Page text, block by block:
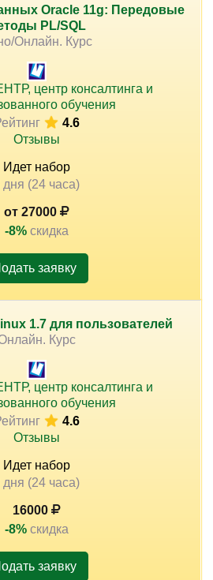
Oracle 11g: Передовые
PL/SQL
Онлайн. Курс
центр консалтинга и
обучения
4.6
Отзывы
Идет набор
дня (24 часа)
от 27000
-8% скидка
заявку
1.7 для пользователей
Курс
центр консалтинга и
обучения
4.6
Отзывы
Идет набор
дня (24 часа)
16000
-8% скидка
заявку